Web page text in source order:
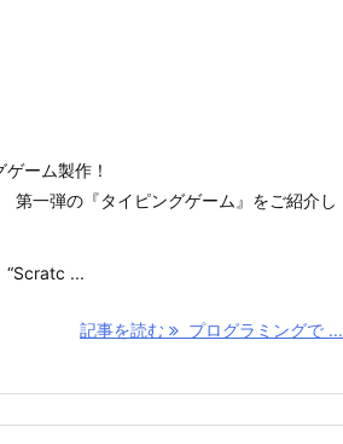
ーム製作！
一弾の『タイピングゲーム』をご紹介し
“Scratc ...
記事を読む プログラミングで ...